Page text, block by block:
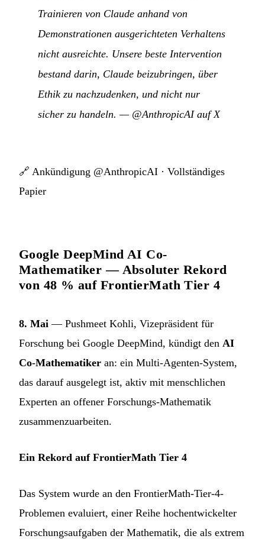
Trainieren von Claude anhand von
Demonstrationen ausgerichteten Verhaltens
nicht ausreichte. Unsere beste Intervention
bestand darin, Claude beizubringen, über
Ethik zu nachzudenken, und nicht nur
sicher zu handeln. — @AnthropicAI auf X
🔗 Ankündigung @AnthropicAI · Vollständiges
Papier
Google DeepMind AI Co-
Mathematiker — Absoluter Rekord
von 48 % auf FrontierMath Tier 4
8. Mai — Pushmeet Kohli, Vizepräsident für
Forschung bei Google DeepMind, kündigt den AI
Co-Mathematiker an: ein Multi-Agenten-System,
das darauf ausgelegt ist, aktiv mit menschlichen
Experten an offener Forschungs-Mathematik
zusammenzuarbeiten.
Ein Rekord auf FrontierMath Tier 4
Das System wurde an den FrontierMath-Tier-4-
Problemen evaluiert, einer Reihe hochentwickelter
Forschungsaufgaben der Mathematik, die als extrem